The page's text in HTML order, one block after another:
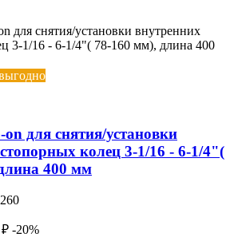
для снятия/установки
колец 3-1/16 - 6-1/4"(
400 мм
₽ -20%